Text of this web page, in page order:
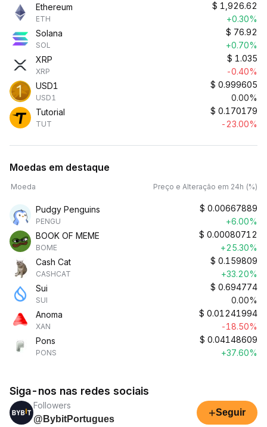
Ethereum
ETH
$ 1,926.62
+0.30%
Solana
SOL
$ 76.92
+0.70%
XRP
XRP
$ 1.035
-0.40%
USD1
USD1
$ 0.999605
0.00%
Tutorial
TUT
$ 0.170179
-23.00%
Moedas em destaque
Moeda Preço e Alteração em 24h (%)
Pudgy Penguins
PENGU
$ 0.00667889
+6.00%
BOOK OF MEME
BOME
$ 0.00080712
+25.30%
Cash Cat
CASHCAT
$ 0.159809
+33.20%
Sui
SUI
$ 0.694774
0.00%
Anoma
XAN
$ 0.01241994
-18.50%
Pons
PONS
$ 0.04148609
+37.60%
Siga-nos nas redes sociais
Followers
@BybitPortugues
+Seguir